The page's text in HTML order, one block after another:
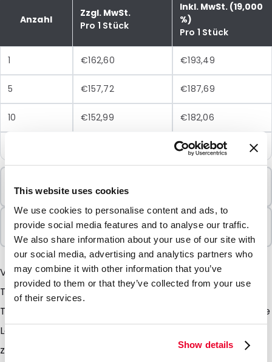
This website uses cookies
We use cookies to personalise content and ads, to
provide social media features and to analyse our traffic.
We also share information about your use of our site with
our social media, advertising and analytics partners who
may combine it with other information that you’ve
provided to them or that they’ve collected from your use
of their services.
Show details
Anzahl
Zzgl. MwSt.
Pro 1 Stück
Inkl. MwSt. (19,000
%)
Pro 1 Stück
1 €162,60 €193,49
5 €157,72 €187,69
10 €152,99 €182,06
€176,60
1 Einheiten
In Paketen verkauft
1 Einheiten
Viele biologische Stoffe müssen bei einer bestimmten
Temperatur gelagert oder transportiert werden. Die
Tempshell- Elemente oder Frames bieten eine flexible
Lösung. Die Tempshell Elemente oder Frames können
zusammen mit den dafür entwickelten Isoliertaschen